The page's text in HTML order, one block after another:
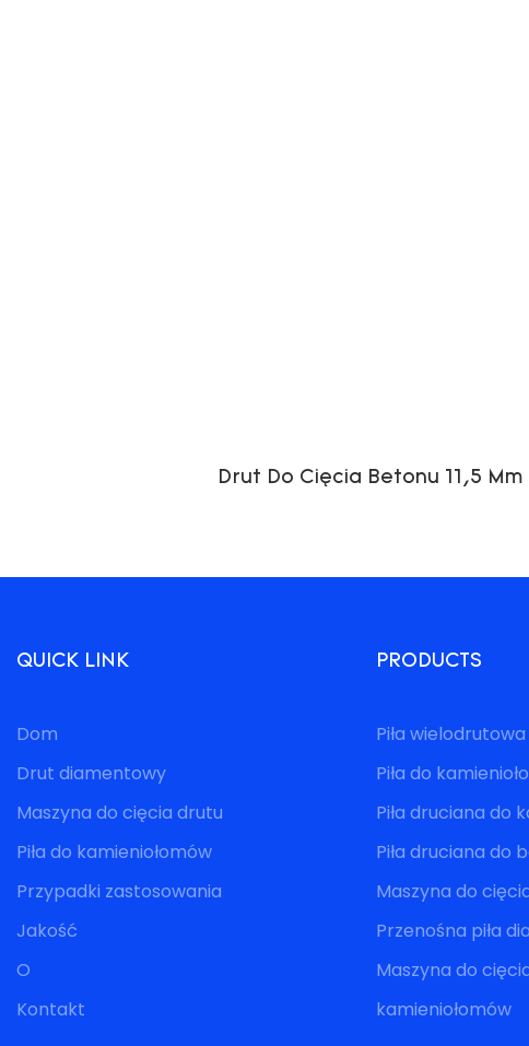
Drut Do Cięcia Betonu 11,5 Mm
QUICK LINK
Dom
Drut diamentowy
Maszyna do cięcia drutu
Piła do kamieniołomów
Przypadki zastosowania
Jakość
O
Kontakt
PRODUCTS
Piła wielodrutowa
Piła do
Piła druciana do
Piła druciana do
Maszyna do
Przenośna piła
Maszyna do
kamieniołomów